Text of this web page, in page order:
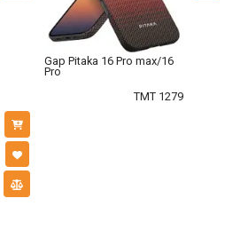
Gap Pitaka 16 Pro max/16
Pro
TMT 1279